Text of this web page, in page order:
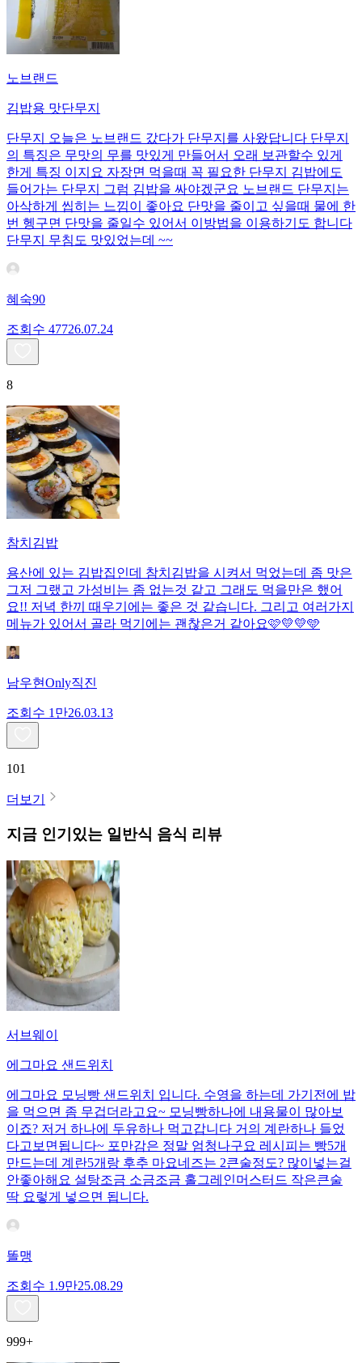
노브랜드
김밥용 맛단무지
단무지 오늘은 노브랜드 갔다가 단무지를 사왔답니다 단무지
의 특징은 무맛의 무를 맛있게 만들어서 오래 보관할수 있게
한게 특징 이지요 자장면 먹을때 꼭 필요한 단무지 김밥에도
들어가는 단무지 그럼 김밥을 싸야겠군요 노브랜드 단무지는
아삭하게 씹히는 느낌이 좋아요 단맛을 줄이고 싶을때 물에 한
번 헹구면 단맛을 줄일수 있어서 이방법을 이용하기도 합니다
단무지 무침도 맛있었는데 ~~
혜숙90
조회수 47726.07.24
8
참치김밥
용산에 있는 김밥집인데 참치김밥을 시켜서 먹었는데 좀 맛은
그저 그랬고 가성비는 좀 없는것 같고 그래도 먹을만은 했어
요!! 저녁 한끼 때우기에는 좋은 것 같습니다. 그리고 여러가지
메뉴가 있어서 골라 먹기에는 괜찮은거 같아요🩷💛💛🩵
남우현Only직진
조회수 1만26.03.13
101
더보기
지금 인기있는 일반식 음식 리뷰
서브웨이
에그마요 샌드위치
에그마요 모닝빵 샌드위치 입니다. 수영을 하는데 가기전에 밥
을 먹으면 좀 무겁더라고요~ 모닝빵하나에 내용물이 많아보
이죠? 저거 하나에 두유하나 먹고갑니다 거의 계란하나 들었
다고보면됩니다~ 포만감은 정말 엄청나구요 레시피는 빵5개
만드는데 계란5개랑 후추 마요네즈는 2큰술정도? 많이넣는걸
안좋아해요 설탕조금 소금조금 홀그레인머스터드 작은큰술
딱 요렇게 넣으면 됩니다.
똘맹
조회수 1.9만25.08.29
999+